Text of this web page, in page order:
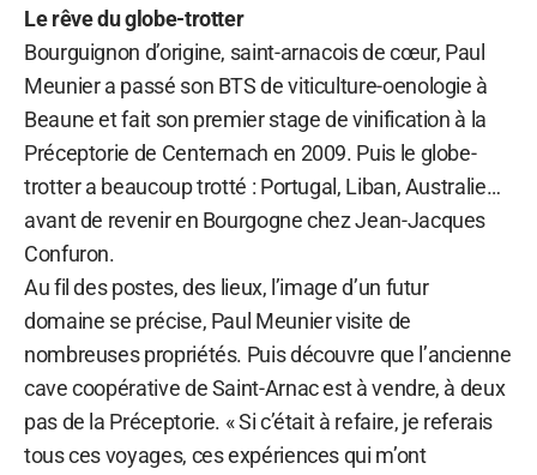
Le rêve du globe-trotter
Bourguignon d’origine, saint-arnacois de cœur, Paul
Meunier a passé son BTS de viticulture-oenologie à
Beaune et fait son premier stage de vinification à la
Préceptorie de Centernach en 2009. Puis le globe-
trotter a beaucoup trotté : Portugal, Liban, Australie…
avant de revenir en Bourgogne chez Jean-Jacques
Confuron.
Au fil des postes, des lieux, l’image d’un futur
domaine se précise, Paul Meunier visite de
nombreuses propriétés. Puis découvre que l’ancienne
cave coopérative de Saint-Arnac est à vendre, à deux
pas de la Préceptorie. « Si c’était à refaire, je referais
tous ces voyages, ces expériences qui m’ont